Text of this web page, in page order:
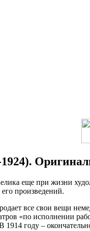
еще при жизни
произведений.
все свои вещи
«по исполнении
году –